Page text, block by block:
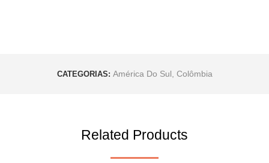
CATEGORIAS: América Do Sul Colômbia
Related Products